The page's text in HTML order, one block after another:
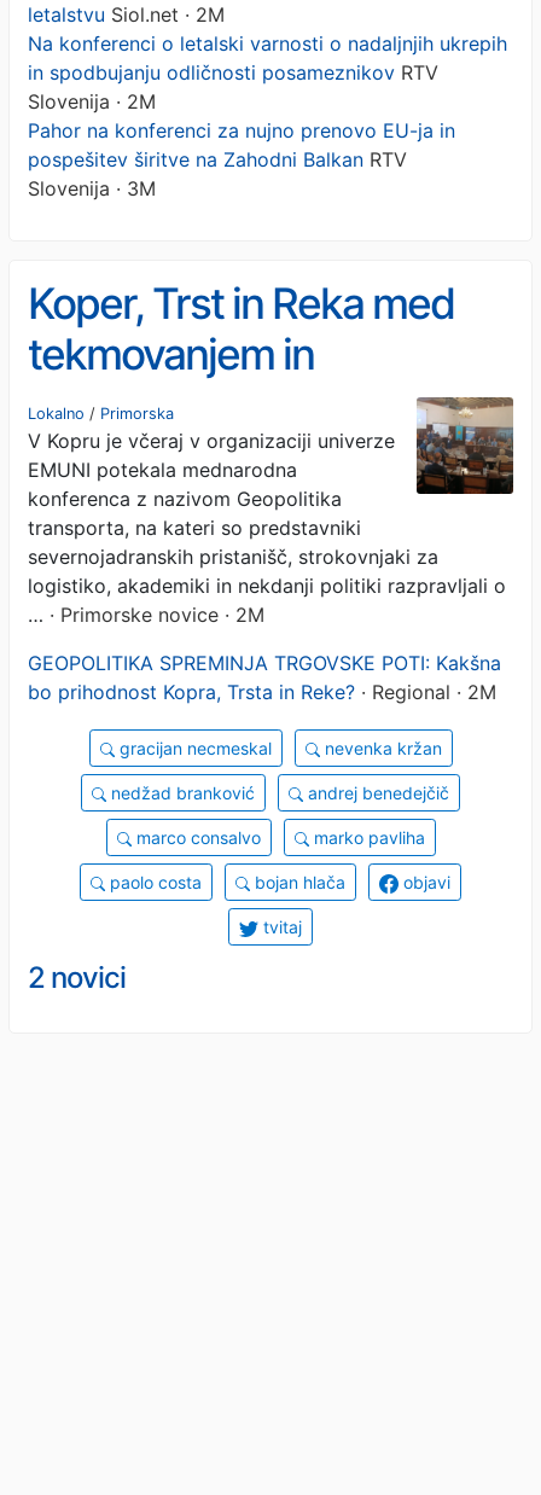
letalstvu Siol.net · 2M
Na konferenci o letalski varnosti o nadaljnjih ukrepih
in spodbujanju odličnosti posameznikov RTV
Slovenija · 2M
Pahor na konferenci za nujno prenovo EU-ja in
pospešitev širitve na Zahodni Balkan RTV
Slovenija · 3M
Koper, Trst in Reka med
tekmovanjem in
sodelovanjem
Lokalno / Primorska
V Kopru je včeraj v organizaciji univerze
EMUNI potekala mednarodna
konferenca z nazivom Geopolitika
transporta, na kateri so predstavniki
severnojadranskih pristanišč, strokovnjaki za
logistiko, akademiki in nekdanji politiki razpravljali o
… · Primorske novice · 2M
GEOPOLITIKA SPREMINJA TRGOVSKE POTI: Kakšna
bo prihodnost Kopra, Trsta in Reke? · Regional · 2M
gracijan necmeskal nevenka kržan
nedžad branković andrej benedejčič
marco consalvo marko pavliha
paolo costa bojan hlača objavi
tvitaj
2 novici